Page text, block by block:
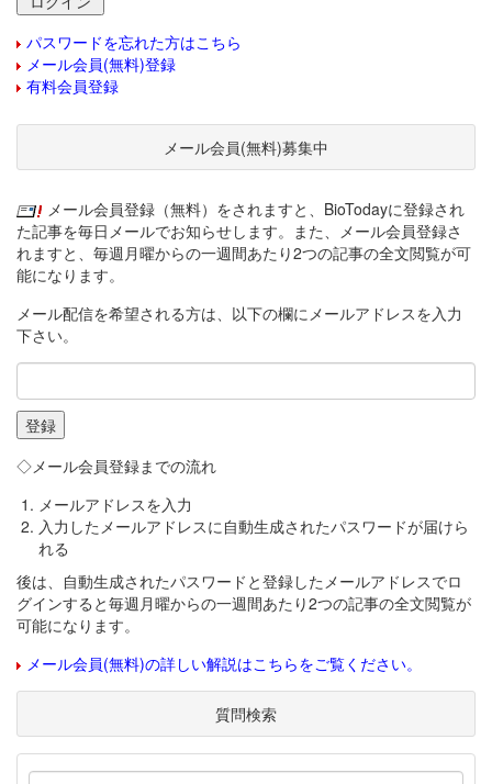
パスワードを忘れた方はこちら
メール会員(無料)登録
有料会員登録
メール会員(無料)募集中
メール会員登録（無料）をされますと、BioTodayに登録され
た記事を毎日メールでお知らせします。また、メール会員登録さ
れますと、毎週月曜からの一週間あたり2つの記事の全文閲覧が可
能になります。
メール配信を希望される方は、以下の欄にメールアドレスを入力
下さい。
◇メール会員登録までの流れ
メールアドレスを入力
入力したメールアドレスに自動生成されたパスワードが届けら
れる
後は、自動生成されたパスワードと登録したメールアドレスでロ
グインすると毎週月曜からの一週間あたり2つの記事の全文閲覧が
可能になります。
メール会員(無料)の詳しい解説はこちらをご覧ください。
質問検索